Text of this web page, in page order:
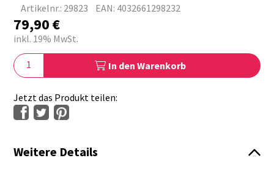
Artikelnr.: 29823 EAN: 4032661298232
79,90€
inkl. 19% MwSt.
In den Warenkorb
Jetzt das Produkt teilen:
Weitere Details